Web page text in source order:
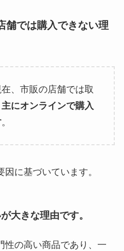
舗では購入できない理
、市販の店舗では取
主にオンラインで購入
。
に基づいています。
が大きな理由です。
性の高い商品であり、一